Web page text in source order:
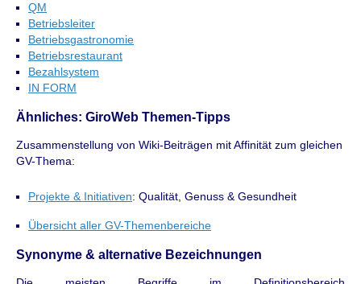
QM
Betriebsleiter
Betriebsgastronomie
Betriebsrestaurant
Bezahlsystem
IN FORM
Ähnliches: GiroWeb Themen-Tipps
Zusammenstellung von Wiki-Beiträgen mit Affinität zum gleichen
GV-Thema:
Projekte & Initiativen: Qualität, Genuss & Gesundheit
Übersicht aller GV-Themenbereiche
Synonyme & alternative Bezeichnungen